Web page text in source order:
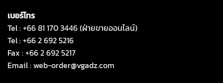
เบอร์โทร
Tel : +66 81 170 3446 (ฝ่ายขายออนไลน์)
Tel : +66 2 692 5216
Fax : +66 2 692 5217
Email :web-order@vgadz.com